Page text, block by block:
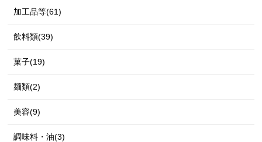
加工品等(61)
飲料類(39)
菓子(19)
麺類(2)
美容(9)
調味料・油(3)